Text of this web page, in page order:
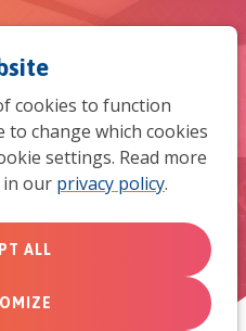
cookies to function
change which cookies
settings. Read more
in our privacy policy.
ALL
19 conferentie